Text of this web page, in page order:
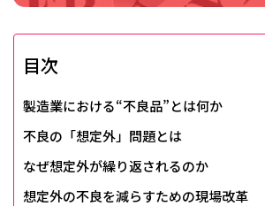
目次
製造業における“不良品”とは何か
不良の「想定外」問題とは
なぜ想定外が繰り返されるのか
想定外の不良を減らすための現場改革